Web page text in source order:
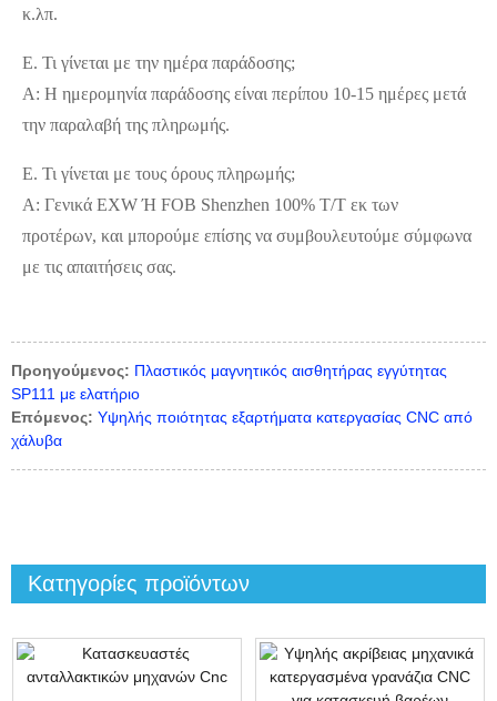
κ.λπ.
Ε. Τι γίνεται με την ημέρα παράδοσης;
Α: Η ημερομηνία παράδοσης είναι περίπου 10-15 ημέρες μετά
την παραλαβή της πληρωμής.
Ε. Τι γίνεται με τους όρους πληρωμής;
Α: Γενικά EXW Ή FOB Shenzhen 100% T/T εκ των
προτέρων, και μπορούμε επίσης να συμβουλευτούμε σύμφωνα
με τις απαιτήσεις σας.
Προηγούμενος: Πλαστικός μαγνητικός αισθητήρας εγγύτητας
SP111 με ελατήριο
Επόμενος: Υψηλής ποιότητας εξαρτήματα κατεργασίας CNC από
χάλυβα
Κατηγορίες προϊόντων